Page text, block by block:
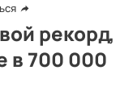
рекорд,
в 700 000